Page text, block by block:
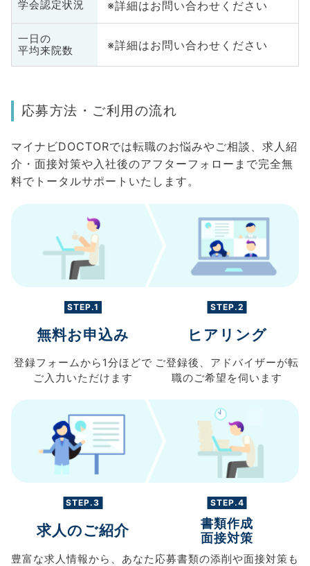
学会認定状況 ※詳細はお問い合わせください
一日の
平均来院数
※詳細はお問い合わせください
応募方法・ご利用の流れ
マイナビDOCTORでは転職のお悩みやご相談、求人紹
介・面接対策や入社後のアフターフォローまで完全無
料でトータルサポートいたします。
STEP.1
無料お申込み
登録フォームから 1分ほどで
ご入力 いただけます
STEP.2
ヒアリング
ご登録後、 アドバイザーが転
職のご希望を伺います
STEP.3
求人のご紹介
豊富な求人情報から、 あなた
STEP.4
書類作成
面接対策
応募書類の添削や面接対策も